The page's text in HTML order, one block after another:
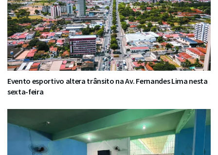
Evento esportivo altera trânsito na Av. Fernandes Lima nesta
sexta-feira